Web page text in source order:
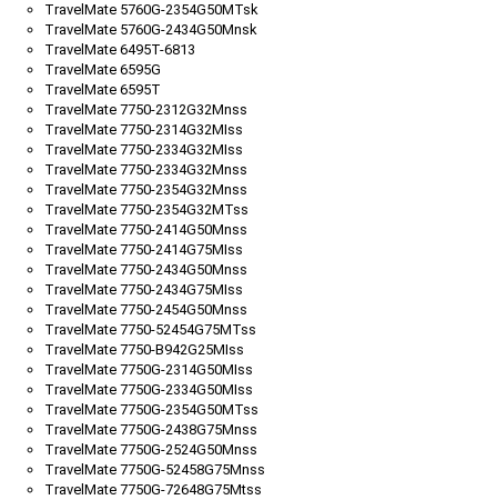
TravelMate 5760G-2354G50MTsk
TravelMate 5760G-2434G50Mnsk
TravelMate 6495T-6813
TravelMate 6595G
TravelMate 6595T
TravelMate 7750-2312G32Mnss
TravelMate 7750-2314G32MIss
TravelMate 7750-2334G32MIss
TravelMate 7750-2334G32Mnss
TravelMate 7750-2354G32Mnss
TravelMate 7750-2354G32MTss
TravelMate 7750-2414G50Mnss
TravelMate 7750-2414G75MIss
TravelMate 7750-2434G50Mnss
TravelMate 7750-2434G75MIss
TravelMate 7750-2454G50Mnss
TravelMate 7750-52454G75MTss
TravelMate 7750-B942G25MIss
TravelMate 7750G-2314G50MIss
TravelMate 7750G-2334G50MIss
TravelMate 7750G-2354G50MTss
TravelMate 7750G-2438G75Mnss
TravelMate 7750G-2524G50Mnss
TravelMate 7750G-52458G75Mnss
TravelMate 7750G-72648G75Mtss